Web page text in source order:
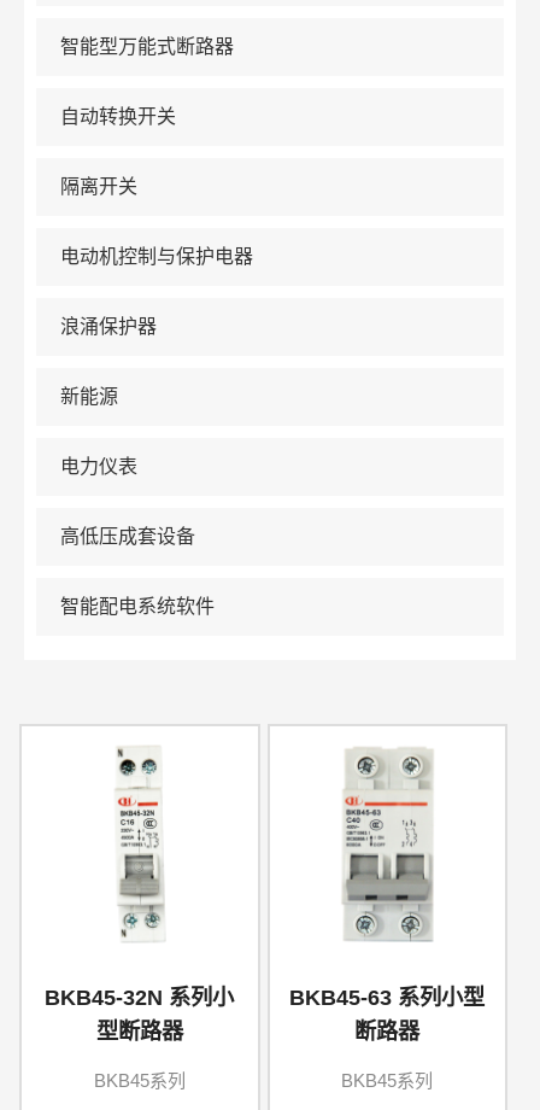
智能型万能式断路器
自动转换开关
隔离开关
电动机控制与保护电器
浪涌保护器
新能源
电力仪表
高低压成套设备
智能配电系统软件
BKB45-32N 系列小
型断路器
BKB45系列
BKB45-63 系列小型
断路器
BKB45系列